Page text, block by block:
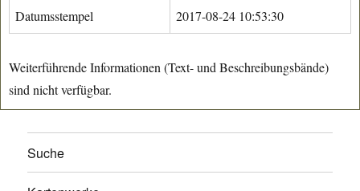
Datumsstempel 2017-08-24 10:53:30
Weiterführende Informationen (Text- und Beschreibungsbände)
sind nicht verfügbar.
Suche